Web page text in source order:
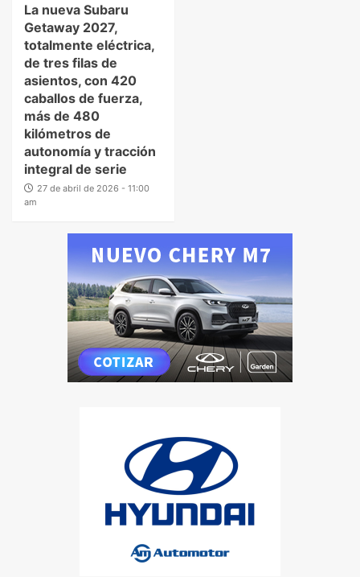
La nueva Subaru
Getaway 2027,
totalmente eléctrica,
de tres filas de
asientos, con 420
caballos de fuerza,
más de 480
kilómetros de
autonomía y tracción
integral de serie
27 de abril de 2026 - 11:00
am